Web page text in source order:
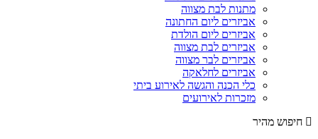
מתנות לבת מצווה
אביזרים ליום החתונה
אביזרים ליום הולדת
אביזרים לבת מצווה
אביזרים לבר מצווה
אביזרים לחלאקה
כלי הכנה והגשה לאירוע ביתי
מזכרות לאירועים
חיפוש מהיר